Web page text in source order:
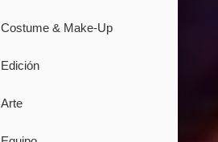
Costume & Make-Up
Edición
Arte